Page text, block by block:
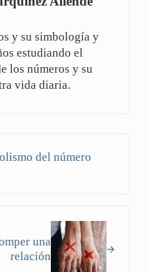
y su simbología y
estudiando el
los números y su
vida diaria.
del número
una
relación